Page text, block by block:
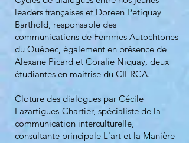
leaders françaises et Doreen Petiquay
Barthold, responsable des
communications de Femmes Autochtones
du Québec, également en présence de
Alexane Picard et Coralie Niquay, deux
étudiantes en maitrise du CIERCA.
Cloture des dialogues par Cécile
Lazartigues-Chartier, spécialiste de la
communication interculturelle,
consultante principale L'art et la Manière